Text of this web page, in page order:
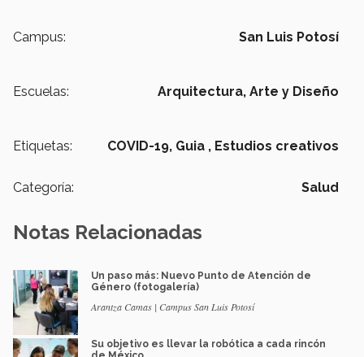
Campus: San Luis Potosí
Escuelas: Arquitectura, Arte y Diseño
Etiquetas: COVID-19, Guia , Estudios creativos
Categoría: Salud
Notas Relacionadas
Un paso más: Nuevo Punto de Atención de
Género (fotogalería)
Arantza Camas | Campus San Luis Potosí
Su objetivo es llevar la robótica a cada rincón